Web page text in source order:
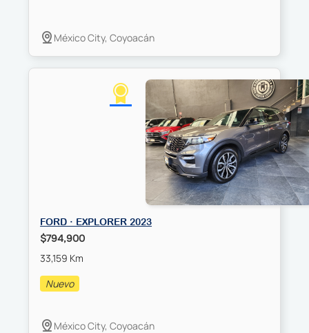
México City, Coyoacán
FORD · EXPLORER 2023
$794,900
33,159 Km
Nuevo
México City, Coyoacán